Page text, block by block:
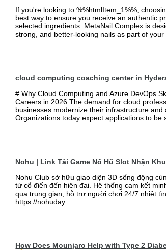
If you're looking to %%htmlItem_1%%,
best way to ensure you receive an authentic
selected ingredients. MetaNail Complex is
strong, and better-looking nails as part of your
cloud computing coaching center in
# Why Cloud Computing and Azure DevOps
Careers in 2026 The demand for cloud
businesses modernize their infrastructure and
Organizations today expect applications to be
Nohu | Link Tải Game Nổ Hũ Slot Nhận
Nohu Club sở hữu giao diện 3D sống động
từ cổ điển đến hiện đại. Hệ thống cam kết
qua trung gian, hỗ trợ người chơi 24/7 nhiệt
https://nohuday...
How Does Mounjaro Help with Type 2